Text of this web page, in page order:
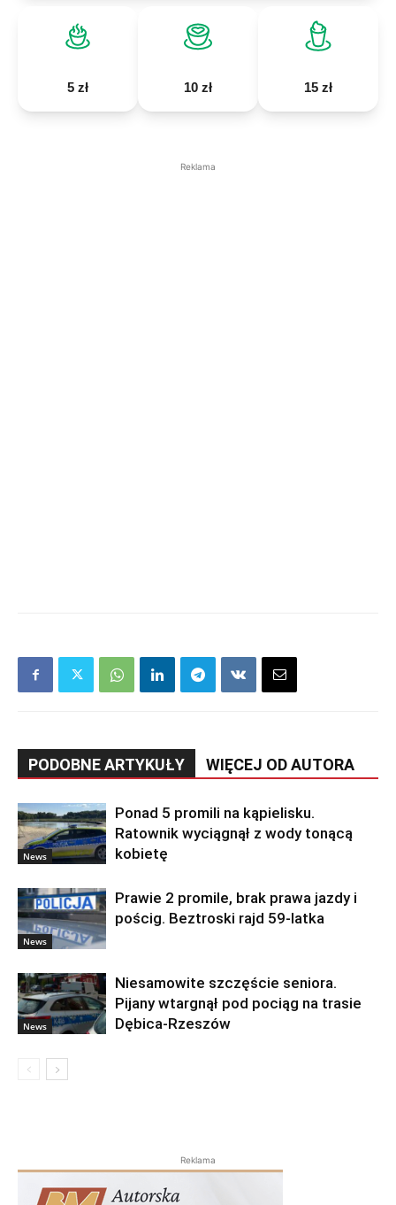
5 zł 10 zł 15 zł
Reklama
PODOBNE ARTYKUŁY WIĘCEJ OD AUTORA
News
Ponad 5 promili na kąpielisku.
Ratownik wyciągnął z wody tonącą
kobietę
News
Prawie 2 promile, brak prawa jazdy i
pościg. Beztroski rajd 59-latka
News
Niesamowite szczęście seniora.
Pijany wtargnął pod pociąg na trasie
Dębica-Rzeszów
Reklama